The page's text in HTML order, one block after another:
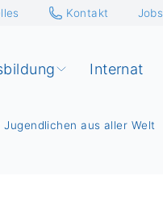
Kontakt Jobs
Internat
Jugendlichen aus aller Welt